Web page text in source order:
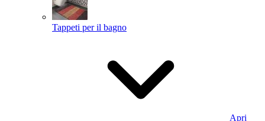
Tappeti per il bagno
Apri